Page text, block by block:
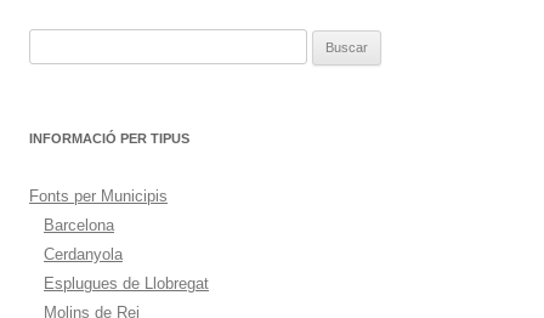
INFORMACIÓ PER TIPUS
Fonts per Municipis
Barcelona
Cerdanyola
Esplugues de Llobregat
Molins de Rei